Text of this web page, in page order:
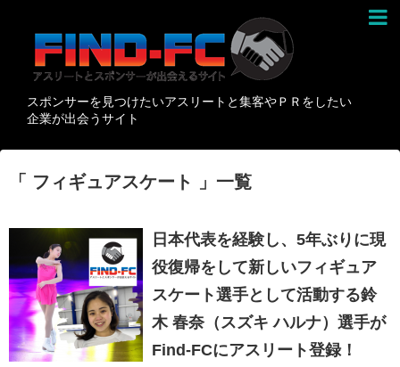
スポンサーを見つけたいアスリートと集客やＰＲをしたい
企業が出会うサイト
「 フィギュアスケート 」一覧
日本代表を経験し、5年ぶりに現
役復帰をして新しいフィギュア
スケート選手として活動する鈴
木 春奈（スズキ ハルナ）選手が
Find-FCにアスリート登録！